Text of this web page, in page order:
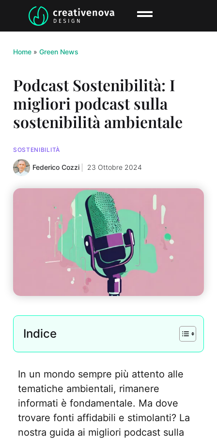
Home» Green News
Podcast Sostenibilità: I
migliori podcast sulla
sostenibilità ambientale
SOSTENIBILITÀ
Federico Cozzi 23 Ottobre 2024
Indice
In un mondo sempre più attento alle
tematiche ambientali, rimanere
informati è fondamentale. Ma dove
trovare fonti affidabili e stimolanti? La
nostra guida ai migliori podcast sulla